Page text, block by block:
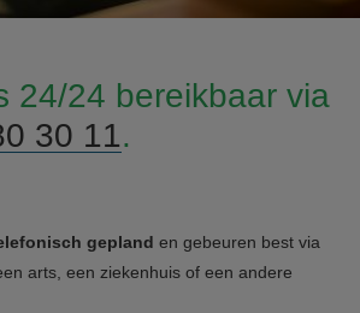
24/24 bereikbaar via
30 11.
gepland en gebeuren best via
arts, een ziekenhuis of een andere